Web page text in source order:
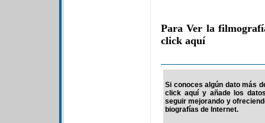
Para Ver la
click aquí
Si conoces algún dato más
click aquí y añade los
seguir mejorando y
biografías de Internet.